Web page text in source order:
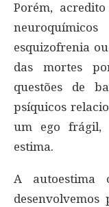
Porém,
esquizofrenia
das mortes
questões de
psíquicos
um ego frágil,
estima.
A autoestima